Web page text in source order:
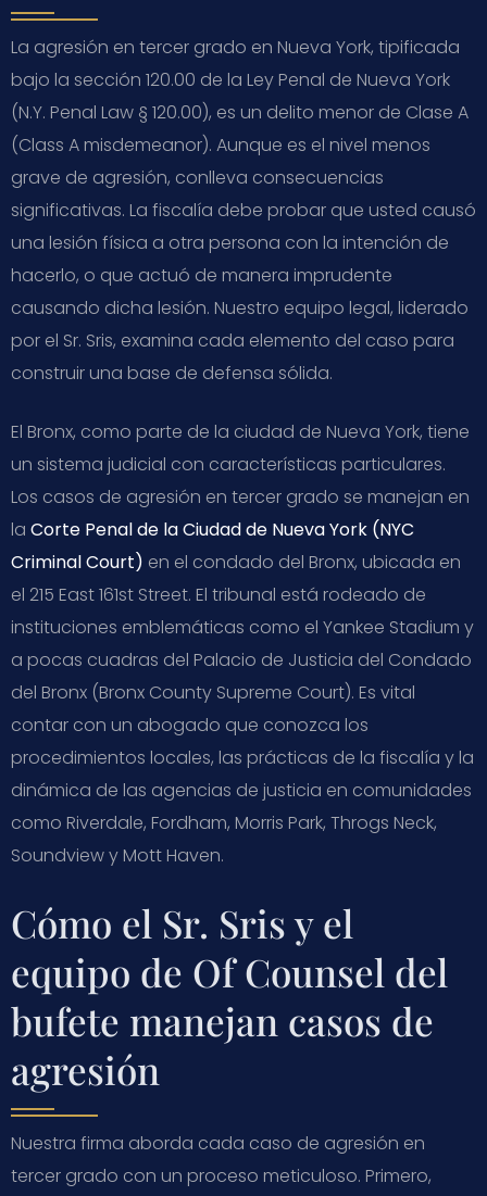
La agresión en tercer grado en Nueva York, tipificada
bajo la sección 120.00 de la Ley Penal de Nueva York
(N.Y. Penal Law § 120.00), es un delito menor de Clase A
(Class A misdemeanor). Aunque es el nivel menos
grave de agresión, conlleva consecuencias
significativas. La fiscalía debe probar que usted causó
una lesión física a otra persona con la intención de
hacerlo, o que actuó de manera imprudente
causando dicha lesión. Nuestro equipo legal, liderado
por el Sr. Sris, examina cada elemento del caso para
construir una base de defensa sólida.
El Bronx, como parte de la ciudad de Nueva York, tiene
un sistema judicial con características particulares.
Los casos de agresión en tercer grado se manejan en
la Corte Penal de la Ciudad de Nueva York (NYC
Criminal Court) en el condado del Bronx, ubicada en
el 215 East 161st Street. El tribunal está rodeado de
instituciones emblemáticas como el Yankee Stadium y
a pocas cuadras del Palacio de Justicia del Condado
del Bronx (Bronx County Supreme Court). Es vital
contar con un abogado que conozca los
procedimientos locales, las prácticas de la fiscalía y la
dinámica de las agencias de justicia en comunidades
como Riverdale, Fordham, Morris Park, Throgs Neck,
Soundview y Mott Haven.
Cómo el Sr. Sris y el
equipo de Of Counsel del
bufete manejan casos de
agresión
Nuestra firma aborda cada caso de agresión en
tercer grado con un proceso meticuloso. Primero,